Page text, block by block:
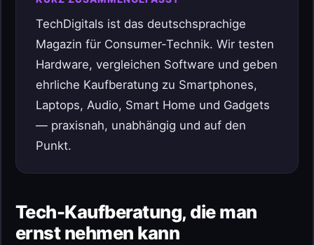
TechDigitals ist das deutschsprachige
Magazin für Consumer-Technik. Wir testen
Hardware, vergleichen Software und geben
ehrliche Kaufberatung zu Smartphones,
Laptops, Audio, Smart Home und Gadgets
— praxisnah, unabhängig und auf den
Punkt.
Tech-Kaufberatung, die man
ernst nehmen kann